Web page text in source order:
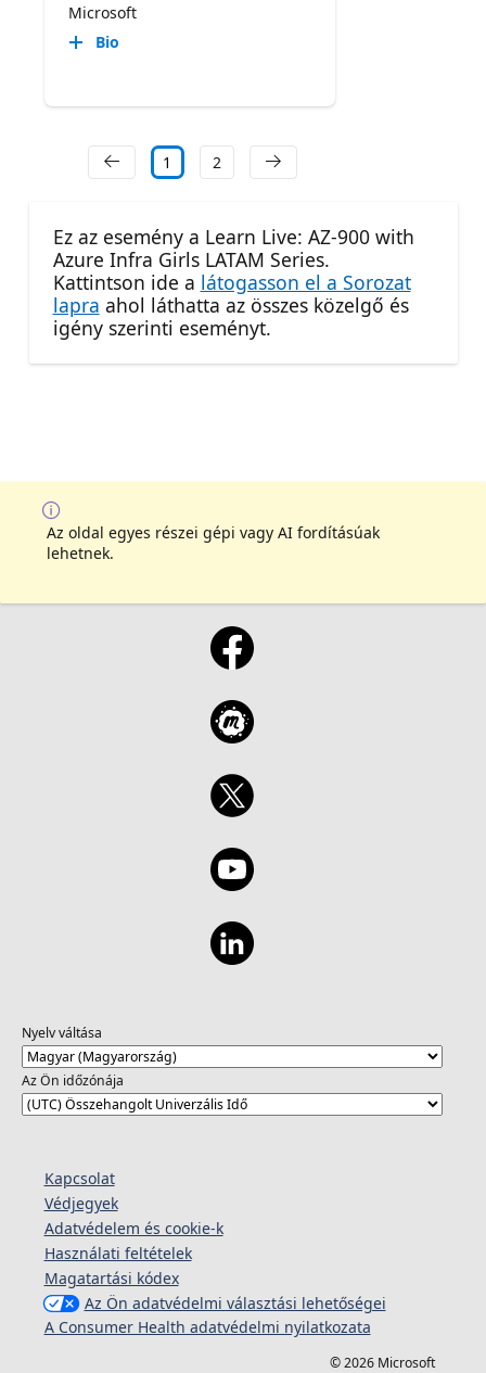
Microsoft
Bio
1 2
Ez az esemény a Learn Live: AZ-900 with
Azure Infra Girls LATAM Series.
Kattintson ide a látogasson el a Sorozat
lapra ahol láthatta az összes közelgő és
igény szerinti eseményt.
Az oldal egyes részei gépi vagy AI fordításúak
lehetnek.
Nyelv váltása
Az Ön időzónája
Kapcsolat
Védjegyek
Adatvédelem és cookie-k
Használati feltételek
Magatartási kódex
Az Ön adatvédelmi választási lehetőségei
A Consumer Health adatvédelmi nyilatkozata
© 2026 Microsoft